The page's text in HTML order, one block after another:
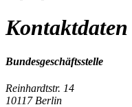
Kontaktdaten
Bundesgeschäftsstelle
Reinhardtstr. 14
10117 Berlin